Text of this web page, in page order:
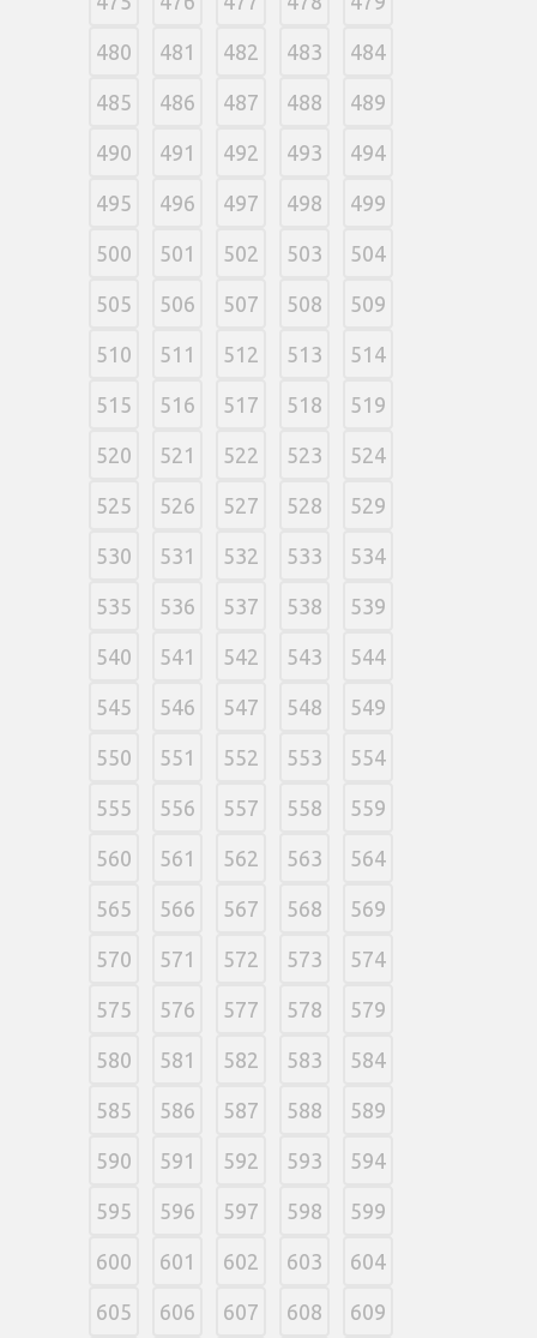
480 481 482 483 484
485 486 487 488 489
490 491 492 493 494
495 496 497 498 499
500 501 502 503 504
505 506 507 508 509
510 511 512 513 514
515 516 517 518 519
520 521 522 523 524
525 526 527 528 529
530 531 532 533 534
535 536 537 538 539
540 541 542 543 544
545 546 547 548 549
550 551 552 553 554
555 556 557 558 559
560 561 562 563 564
565 566 567 568 569
570 571 572 573 574
575 576 577 578 579
580 581 582 583 584
585 586 587 588 589
590 591 592 593 594
595 596 597 598 599
600 601 602 603 604
605 606 607 608 609